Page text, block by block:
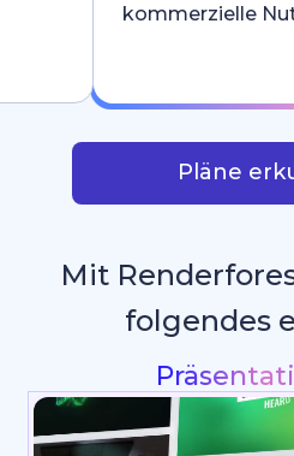
kommerzielle
Pläne
Mit
folgendes
Grafiken